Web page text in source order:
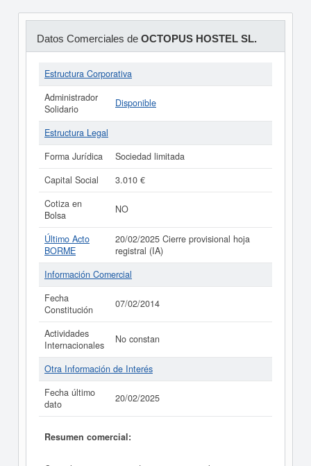
Datos Comerciales de OCTOPUS HOSTEL SL.
Estructura Corporativa
Administrador
Solidario
Disponible
Estructura Legal
Forma Jurídica
Sociedad limitada
Capital Social
3.010 €
Cotiza en
Bolsa
NO
Último Acto
BORME
20/02/2025 Cierre provisional hoja
registral (IA)
Información Comercial
Fecha
Constitución
07/02/2014
Actividades
Internacionales
No constan
Otra Información de Interés
Fecha último
dato
20/02/2025
Resumen comercial: